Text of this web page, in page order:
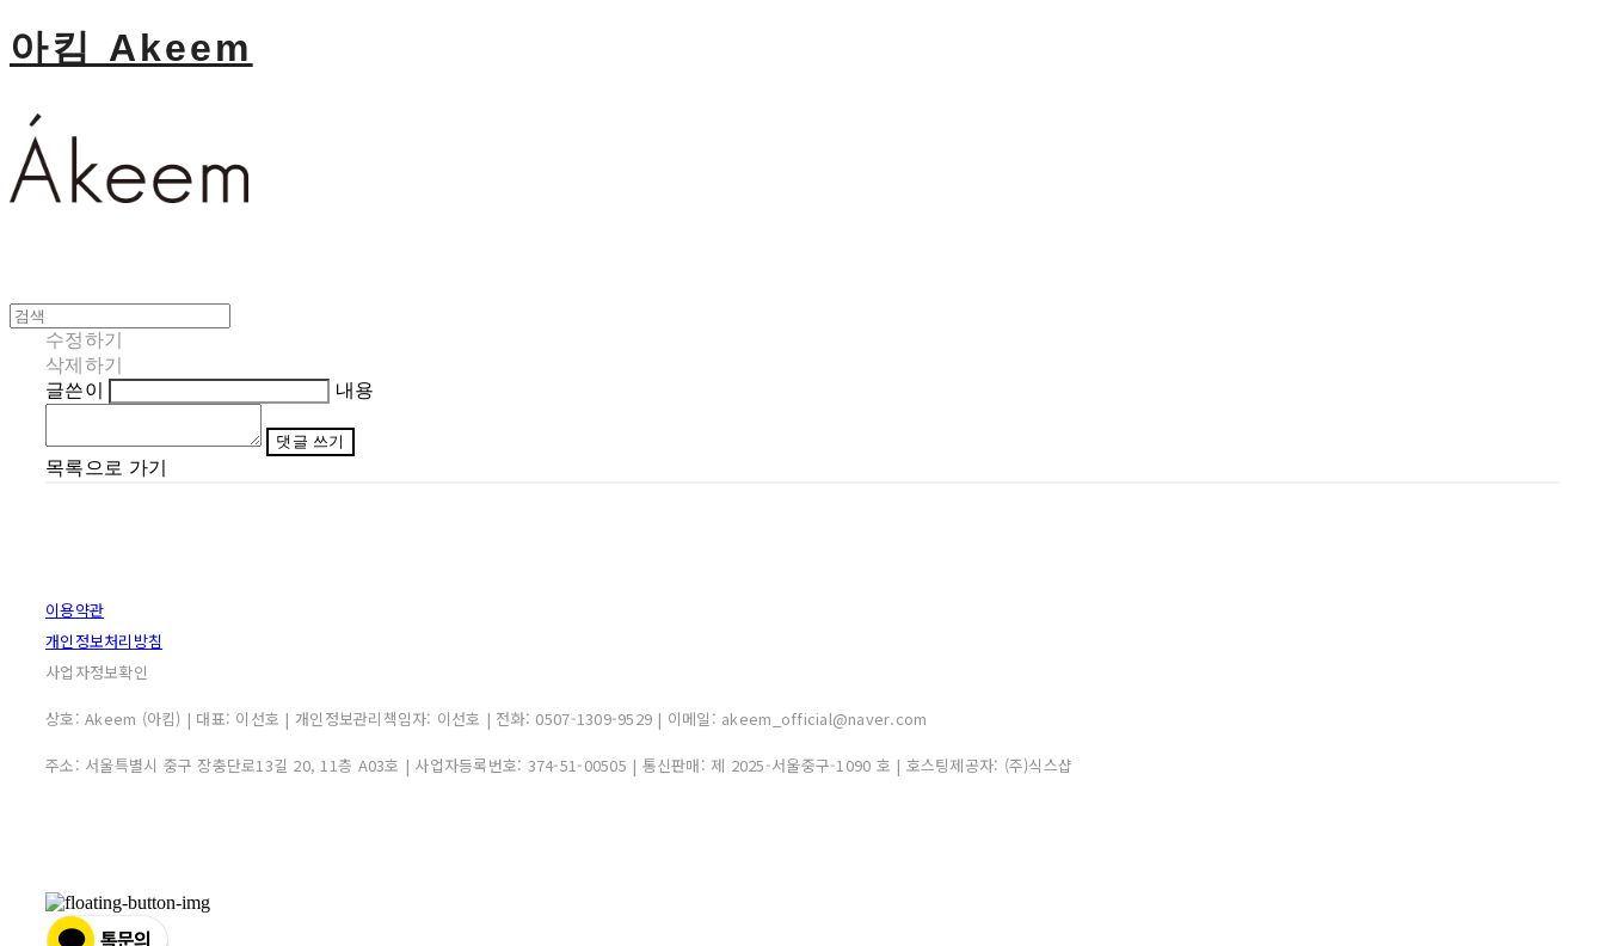
아킴 Akeem
수정하기
삭제하기
글쓴이
내용
댓글 쓰기
목록으로 가기
이용약관
개인정보처리방침
사업자정보확인
상호: Akeem (아킴) | 대표: 이선호 | 개인정보관리책임자: 이선호 | 전화: 0507-1309-9529 | 이메일: akeem_official@naver.com
주소: 서울특별시 중구 장충단로13길 20, 11층 A03호 | 사업자등록번호: 374-51-00505 | 통신판매: 제 2025-서울중구-1090 호 | 호스팅제공자: (주)식스샵